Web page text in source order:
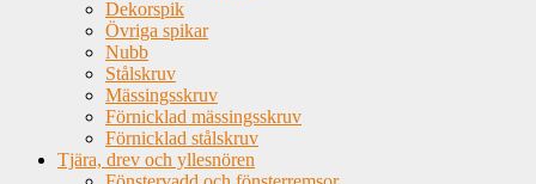
Dekorspik
Övriga spikar
Nubb
Stålskruv
Mässingsskruv
Förnicklad mässingsskruv
Förnicklad stålskruv
Tjära, drev och yllesnören